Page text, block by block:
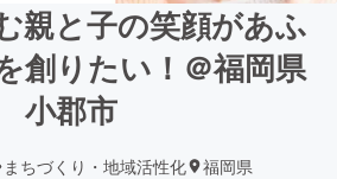
親と子の笑顔があふ
創りたい！＠福岡県
小郡市
まちづくり・地域活性化 福岡県